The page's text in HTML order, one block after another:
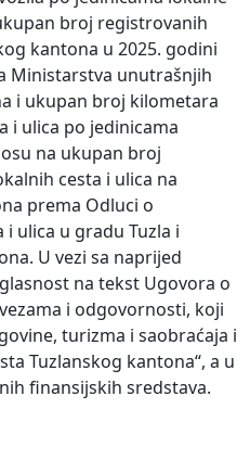
broj registrovanih
kantona u 2025. godini
Ministarstva unutrašnjih
i ukupan broj kilometara
i ulica po jedinicama
na ukupan broj
cesta i ulica na
prema Odluci o
ulica u gradu Tuzla i
U vezi sa naprijed
na tekst Ugovora o
i odgovornosti, koji
turizma i saobraćaja i
Tuzlanskog kantona“, a u
finansijskih sredstava.